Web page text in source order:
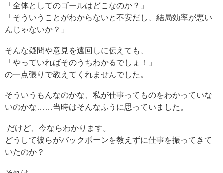
「全体としてのゴールはどこなのか？」
「そういうことがわからないと不安だし、結局効率が悪い
んじゃないか？」
そんな疑問や意見を遠回しに伝えても、
「やっていればそのうちわかるでしょ！」
の一点張りで教えてくれませんでした。
そういうもんなのかな、私が仕事ってものをわかっていな
いのかな……当時はそんなふうに思っていました。
だけど、今ならわかります。
どうして彼らがバックボーンを教えずに仕事を振ってきて
いたのか？